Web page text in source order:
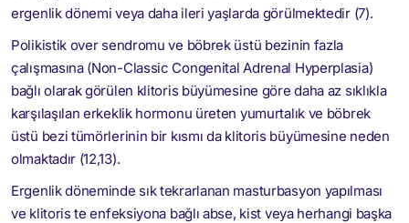
ergenlik dönemi veya daha ileri yaşlarda görülmektedir (7).
Polikistik over sendromu ve böbrek üstü bezinin fazla
çalışmasına (Non-Classic Congenital Adrenal Hyperplasia)
bağlı olarak görülen klitoris büyümesine göre daha az sıklıkla
karşılaşılan erkeklik hormonu üreten yumurtalık ve böbrek
üstü bezi tümörlerinin bir kısmı da klitoris büyümesine neden
olmaktadır (12,13).
Ergenlik döneminde sık tekrarlanan masturbasyon yapılması
ve klitoris te enfeksiyona bağlı abse, kist veya herhangi başka